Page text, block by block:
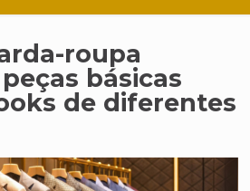
roupa
básicas
de diferentes